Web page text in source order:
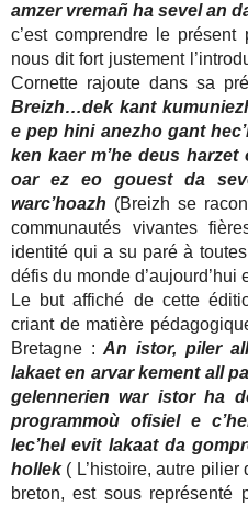
amzer vremañ ha sevel an
c’est comprendre le présent
nous dit fort justement
Cornette rajoute dans sa
Breizh…dek kant
e pep hini anezho gant
ken kaer m’he deus
oar ez eo gouest da
warc’hoazh (Breizh se
communautés vivantes
identité qui a su paré à
défis du monde d’aujourd’hui
Le but affiché de cette
criant de matière
Bretagne :An istor, piler
lakaet en arvar kement all
gelennerien war istor ha
programmoù ofisiel e
lec’hel evit lakaat da
hollek ( L’histoire, autre
breton, est sous représenté